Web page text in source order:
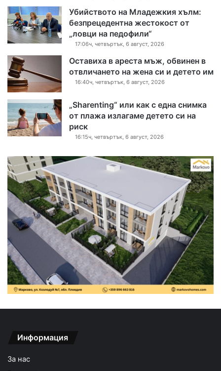
Убийството на Младежкия хълм:
безпрецедентна жестокост от
„ловци на педофили“
17:06ч, четвъртък, 6 август, 2026
Оставиха в ареста мъж, обвинен в
отвличането на жена си и детето им
16:40ч, четвъртък, 6 август, 2026
„Sharenting“ или как с една снимка
от плажа излагаме детето си на
риск
16:15ч, четвъртък, 6 август, 2026
Информация
За нас